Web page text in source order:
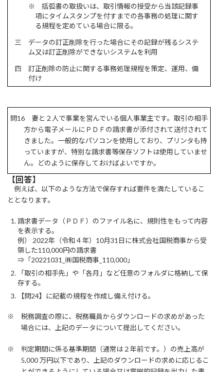
※ 括弧書の取扱いは、取引情報の授受から当該記録事
項にタイムスタンプを付すまでの各事務の処理に関す
る規程を定めている場合に限る。
三 データの訂正削除を行った場合にその記録が残るシステ
ム又は訂正削除ができないシステムを利用
四 訂正削除の防止に関する事務処理規程を策定、運用、備
付け
問16 妻と２人で事業を営んでいる個人事業主です。取引の相手
方から電子メールにＰＤＦの請求書が添付されて送付されて
きました。一般的なパソコンを使用しており、プリンタも持
っていますが、特別な請求書等保存ソフトは使用していませ
ん。どのように保存しておけばよいですか。
【回答】
例えば、以下のような方法で保存すれば要件を満たしているこ
ととなります。
請求書データ（ＰＤＦ）のファイル名に、規則性をもって内容
を表示する。
例） 2022年（令和４年）10月31日に株式会社国税商事から受
領した110,000円の請求書
⇒「20221031_㈱国税商事_110,000」
「取引の相手先」や「各月」など任意のフォルダに格納して保
存する。
【問24】に記載の規程を作成し備え付ける。
※ 税務調査の際に、税務職員からダウンロードの求めがあった
場合には、上記のデータについて提出してください。
※ 判定期間に係る基準期間（通常は２年前です。）の売上高が
5,000 万円以下であり、上記のダウンロードの求めに応じるこ